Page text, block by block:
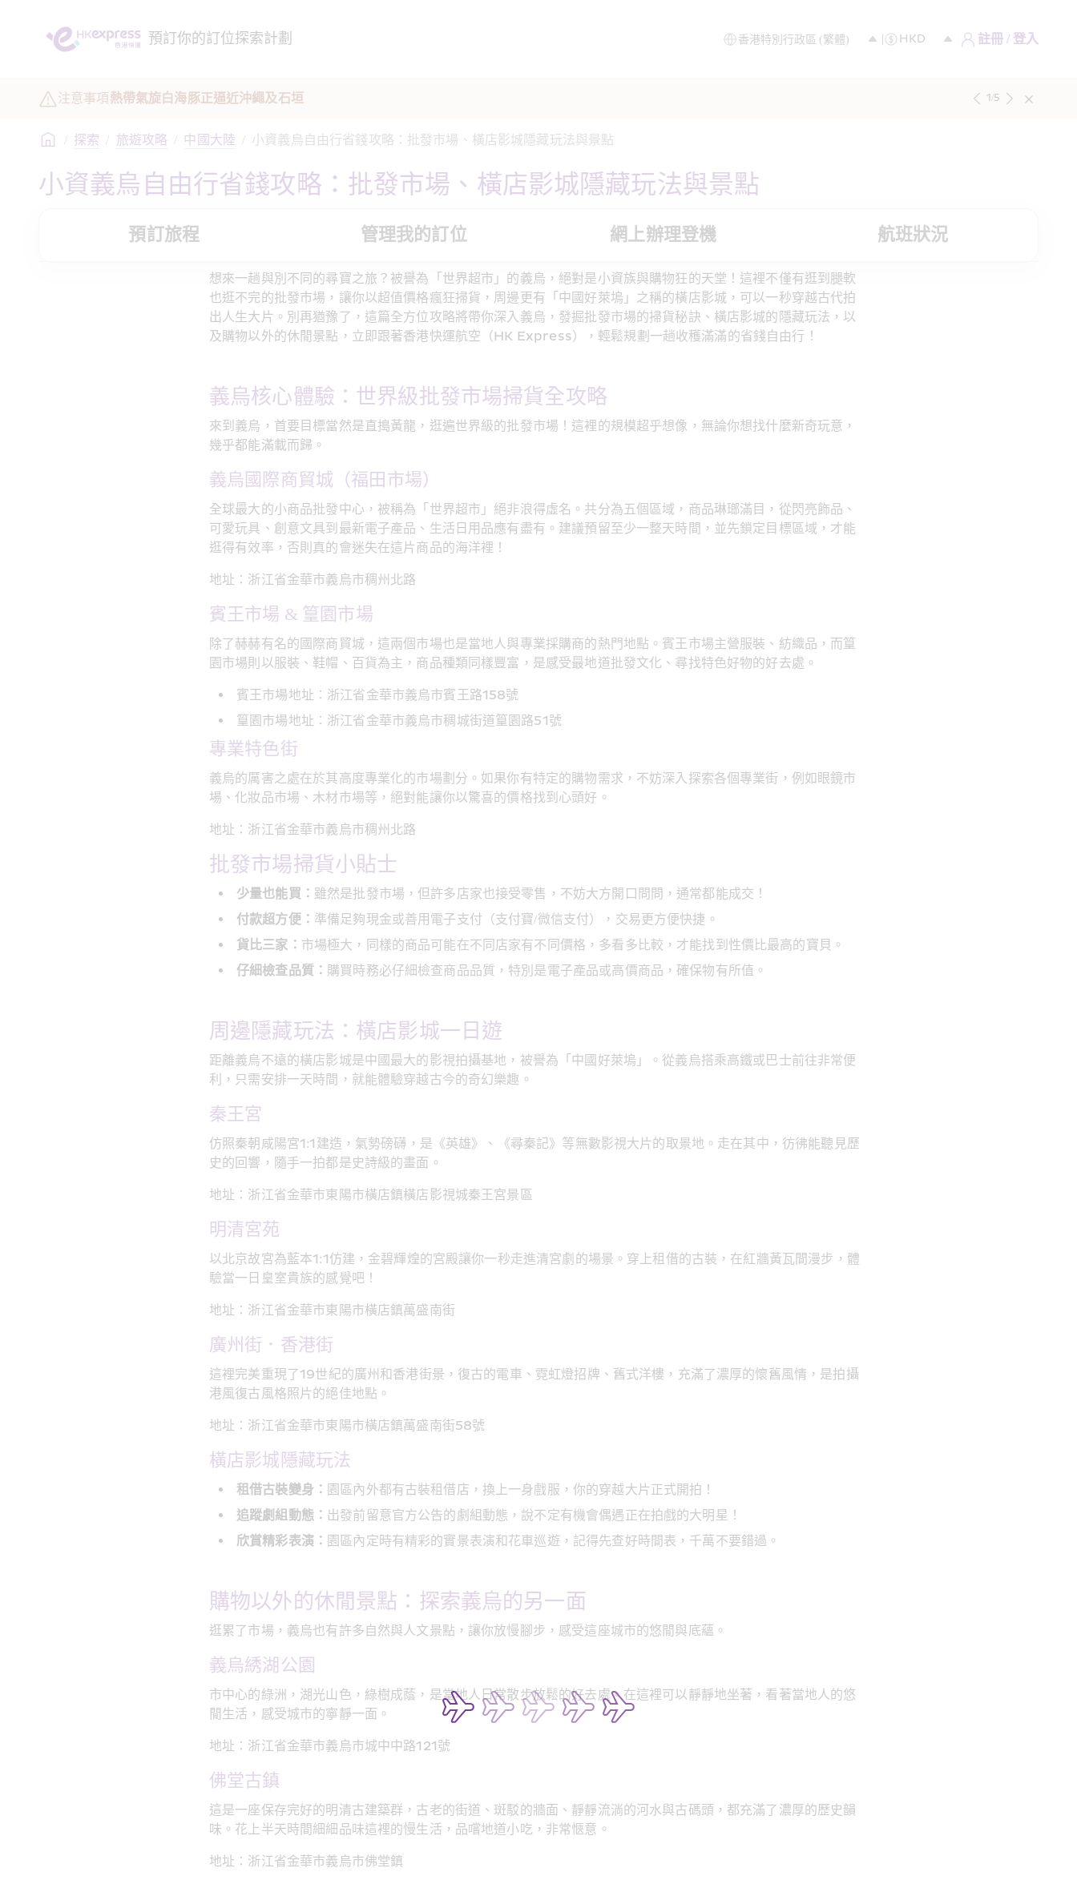
預訂你的訂位探索計劃 註冊 / 登入
注意事項熱帶氣旋白海豚正逼近沖繩及石垣 1/5
/ 探索 / 旅遊攻略 / 中國大陸 / 小資義烏自由行省錢攻略：批發市場、橫店影城隱藏玩法與景點
小資義烏自由行省錢攻略：批發市場、橫店影城隱藏玩法與景點
預訂旅程 管理我的訂位 網上辦理登機 航班狀況
想來一趟與別不同的尋寶之旅？被譽為「世界超市」的義烏，絕對是小資族與購物狂的天堂！這裡不僅有逛到腿軟
也逛不完的批發市場，讓你以超值價格瘋狂掃貨，周邊更有「中國好萊塢」之稱的橫店影城，可以一秒穿越古代拍
出人生大片。別再猶豫了，這篇全方位攻略將帶你深入義烏，發掘批發市場的掃貨秘訣、橫店影城的隱藏玩法，以
及購物以外的休閒景點，立即跟著香港快運航空（HK Express），輕鬆規劃一趟收穫滿滿的省錢自由行！
義烏核心體驗：世界級批發市場掃貨全攻略
來到義烏，首要目標當然是直搗黃龍，逛遍世界級的批發市場！這裡的規模超乎想像，無論你想找什麼新奇玩意，
幾乎都能滿載而歸。
義烏國際商貿城（福田市場）
全球最大的小商品批發中心，被稱為「世界超市」絕非浪得虛名。共分為五個區域，商品琳瑯滿目，從閃亮飾品、
可愛玩具、創意文具到最新電子產品、生活日用品應有盡有。建議預留至少一整天時間，並先鎖定目標區域，才能
逛得有效率，否則真的會迷失在這片商品的海洋裡！
地址：浙江省金華市義烏市稠州北路
賓王市場 & 篁園市場
除了赫赫有名的國際商貿城，這兩個市場也是當地人與專業採購商的熱門地點。賓王市場主營服裝、紡織品，而篁
園市場則以服裝、鞋帽、百貨為主，商品種類同樣豐富，是感受最地道批發文化、尋找特色好物的好去處。
賓王市場地址：浙江省金華市義烏市賓王路158號
篁園市場地址：浙江省金華市義烏市稠城街道篁園路51號
專業特色街
義烏的厲害之處在於其高度專業化的市場劃分。如果你有特定的購物需求，不妨深入探索各個專業街，例如眼鏡市
場、化妝品市場、木材市場等，絕對能讓你以驚喜的價格找到心頭好。
地址：浙江省金華市義烏市稠州北路
批發市場掃貨小貼士
少量也能買： 雖然是批發市場，但許多店家也接受零售，不妨大方開口問問，通常都能成交！
付款超方便： 準備足夠現金或善用電子支付（支付寶/微信支付），交易更方便快捷。
貨比三家： 市場極大，同樣的商品可能在不同店家有不同價格，多看多比較，才能找到性價比最高的寶貝。
仔細檢查品質： 購買時務必仔細檢查商品品質，特別是電子產品或高價商品，確保物有所值。
周邊隱藏玩法：橫店影城一日遊
距離義烏不遠的橫店影城是中國最大的影視拍攝基地，被譽為「中國好萊塢」。從義烏搭乘高鐵或巴士前往非常便
利，只需安排一天時間，就能體驗穿越古今的奇幻樂趣。
秦王宮
仿照秦朝咸陽宮1:1建造，氣勢磅礴，是《英雄》、《尋秦記》等無數影視大片的取景地。走在其中，彷彿能聽見歷
史的回響，隨手一拍都是史詩級的畫面。
地址：浙江省金華市東陽市橫店鎮橫店影視城秦王宮景區
明清宮苑
以北京故宮為藍本1:1仿建，金碧輝煌的宮殿讓你一秒走進清宮劇的場景。穿上租借的古裝，在紅牆黃瓦間漫步，體
驗當一日皇室貴族的感覺吧！
地址：浙江省金華市東陽市橫店鎮萬盛南街
廣州街．香港街
這裡完美重現了19世紀的廣州和香港街景，復古的電車、霓虹燈招牌、舊式洋樓，充滿了濃厚的懷舊風情，是拍攝
港風復古風格照片的絕佳地點。
地址：浙江省金華市東陽市橫店鎮萬盛南街58號
橫店影城隱藏玩法
租借古裝變身： 園區內外都有古裝租借店，換上一身戲服，你的穿越大片正式開拍！
追蹤劇組動態： 出發前留意官方公告的劇組動態，說不定有機會偶遇正在拍戲的大明星！
欣賞精彩表演： 園區內定時有精彩的實景表演和花車巡遊，記得先查好時間表，千萬不要錯過。
購物以外的休閒景點：探索義烏的另一面
逛累了市場，義烏也有許多自然與人文景點，讓你放慢腳步，感受這座城市的悠閒與底蘊。
義烏綉湖公園
市中心的綠洲，湖光山色，綠樹成蔭，是當地人日常散步放鬆的好去處。在這裡可以靜靜地坐著，看著當地人的悠
閒生活，感受城市的寧靜一面。
地址：浙江省金華市義烏市城中中路121號
佛堂古鎮
這是一座保存完好的明清古建築群，古老的街道、斑駁的牆面、靜靜流淌的河水與古碼頭，都充滿了濃厚的歷史韻
味。花上半天時間細細品味這裡的慢生活，品嚐地道小吃，非常愜意。
地址：浙江省金華市義烏市佛堂鎮